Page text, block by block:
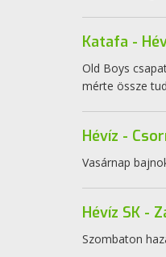
Katafa -
Old Boys
mérte össze
Hévíz -
Vasárnap
Hévíz SK -
Szombaton